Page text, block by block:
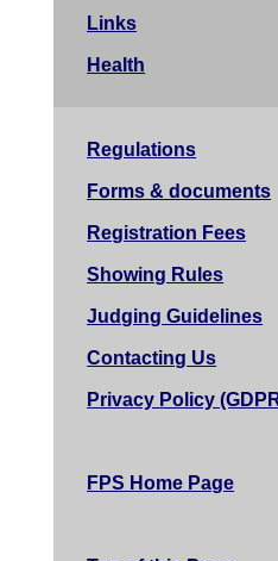
Links
Health
Regulations
Forms & documents
Registration Fees
Showing Rules
Judging Guidelines
Contacting Us
Privacy Policy
FPS Home Page